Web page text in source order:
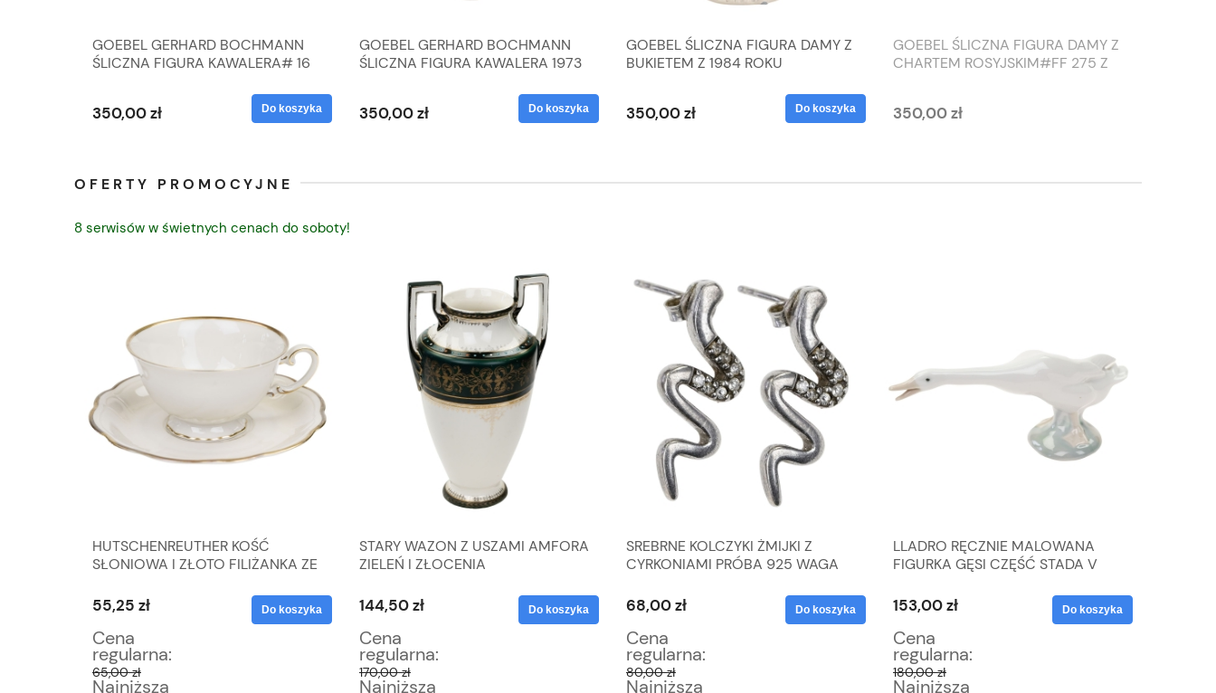
GOEBEL GERHARD BOCHMANN
ŚLICZNA FIGURA KAWALERA# 16
350,00 zł Do koszyka
GOEBEL GERHARD BOCHMANN
ŚLICZNA FIGURA KAWALERA 1973
350,00 zł Do koszyka
GOEBEL ŚLICZNA FIGURA DAMY Z
BUKIETEM Z 1984 ROKU
350,00 zł Do koszyka
GOEBEL ŚLICZNA FIGURA DAMY Z
CHARTEM ROSYJSKIM#FF 275 Z
350,00 zł
OFERTY PROMOCYJNE
8 serwisów w świetnych cenach do soboty!
HUTSCHENREUTHER KOŚĆ
SŁONIOWA I ZŁOTO FILIŻANKA ZE
55,25 zł
Cena
regularna:
65,00 zł
Najniższa
Do koszyka
STARY WAZON Z USZAMI AMFORA
ZIELEŃ I ZŁOCENIA
144,50 zł
Cena
regularna:
170,00 zł
Najniższa
Do koszyka
SREBRNE KOLCZYKI ŻMIJKI Z
CYRKONIAMI PRÓBA 925 WAGA
68,00 zł
Cena
regularna:
80,00 zł
Najniższa
Do koszyka
LLADRO RĘCZNIE MALOWANA
FIGURKA GĘSI CZĘŚĆ STADA V
153,00 zł
Cena
regularna:
180,00 zł
Najniższa
Do koszyka